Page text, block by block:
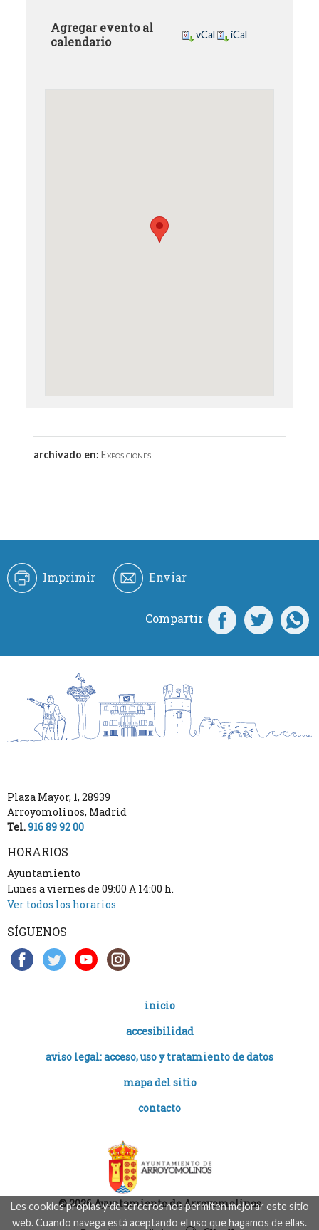
Les cookies propias y de terceros nos permiten mejorar este sitio
web. Cuando navega está aceptando el uso que hagamos de ellas.
Agregar evento al
calendario
vCal iCal
archivado en:Exposiciones
Imprimir Enviar
Compartir
Plaza Mayor, 1, 28939
Arroyomolinos, Madrid
Tel.916 89 92 00
HORARIOS
Ayuntamiento
Lunes a viernes de 09:00 A 14:00 h.
Ver todos los horarios
SÍGUENOS
inicio
accesibilidad
aviso legal: acceso, uso y tratamiento de datos
mapa del sitio
contacto
© 2026 Ayuntamiento de Arroyomolinos